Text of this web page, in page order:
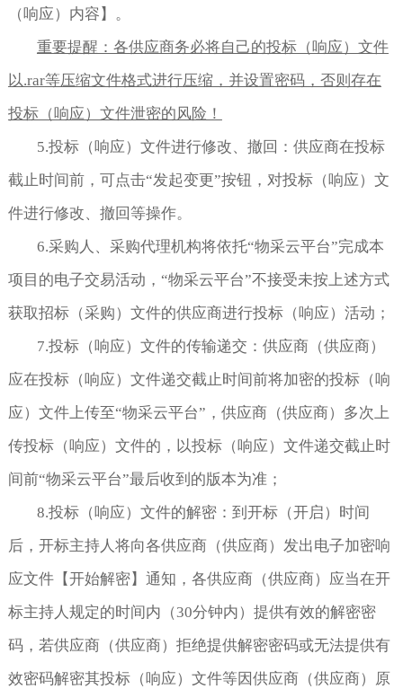
（响应）内容】。
重要提醒：各供应商务必将自己的投标（响应）文件
以.rar等压缩文件格式进行压缩，并设置密码，否则存在
投标（响应）文件泄密的风险！
5.投标（响应）文件进行修改、撤回：供应商在投标
截止时间前，可点击“发起变更”按钮，对投标（响应）文
件进行修改、撤回等操作。
6.采购人、采购代理机构将依托“物采云平台”完成本
项目的电子交易活动，“物采云平台”不接受未按上述方式
获取招标（采购）文件的供应商进行投标（响应）活动；
7.投标（响应）文件的传输递交：供应商（供应商）
应在投标（响应）文件递交截止时间前将加密的投标（响
应）文件上传至“物采云平台”，供应商（供应商）多次上
传投标（响应）文件的，以投标（响应）文件递交截止时
间前“物采云平台”最后收到的版本为准；
8.投标（响应）文件的解密：到开标（开启）时间
后，开标主持人将向各供应商（供应商）发出电子加密响
应文件【开始解密】通知，各供应商（供应商）应当在开
标主持人规定的时间内（30分钟内）提供有效的解密密
码，若供应商（供应商）拒绝提供解密密码或无法提供有
效密码解密其投标（响应）文件等因供应商（供应商）原